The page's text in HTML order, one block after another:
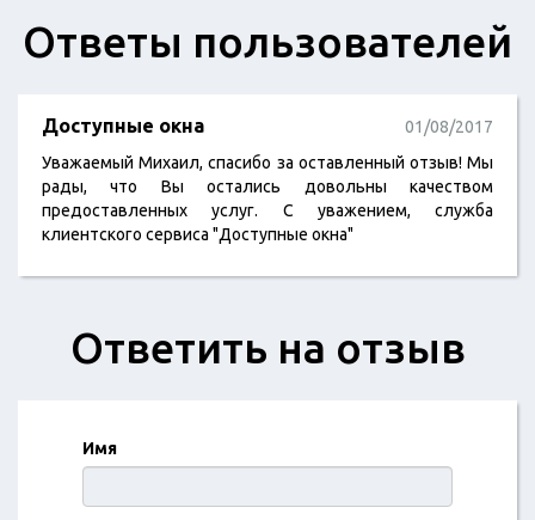
Ответы пользователей
Доступные окна
01/08/2017
Уважаемый Михаил, спасибо за оставленный отзыв! Мы
рады, что Вы остались довольны качеством
предоставленных услуг. С уважением, служба
клиентского сервиса "Доступные окна"
Ответить на отзыв
Имя